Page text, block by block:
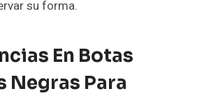
su forma.
En Botas
Negras Para